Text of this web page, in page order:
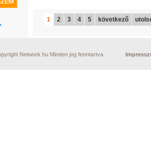
1 2 3 4 5 következő
Network.hu Minden jog fenntartva.